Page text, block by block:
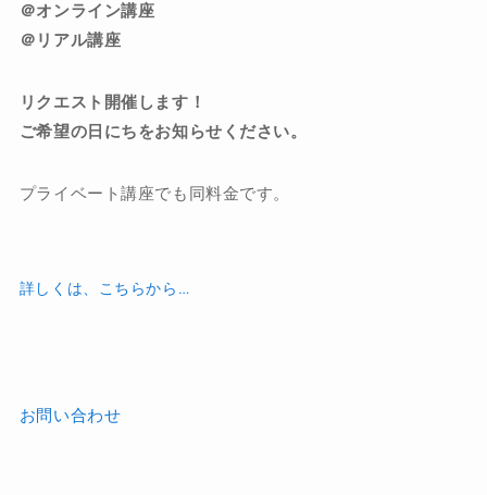
＠オンライン講座
＠リアル講座
リクエスト開催します！
ご希望の日にちをお知らせください。
プライベート講座でも同料金です。
詳しくは、こちらから…
お問い合わせ